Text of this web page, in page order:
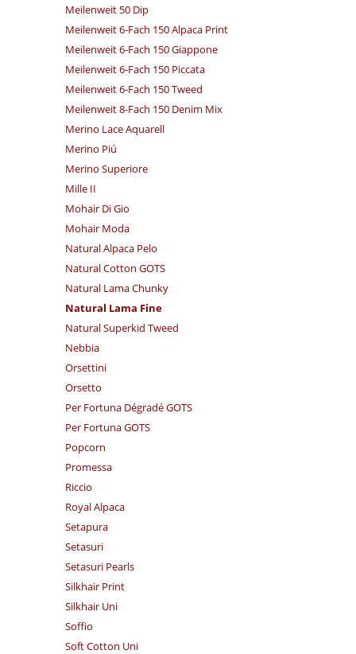
Meilenweit 50 Dip
Meilenweit 6-Fach 150 Alpaca Print
Meilenweit 6-Fach 150 Giappone
Meilenweit 6-Fach 150 Piccata
Meilenweit 6-Fach 150 Tweed
Meilenweit 8-Fach 150 Denim Mix
Merino Lace Aquarell
Merino Piú
Merino Superiore
Mille II
Mohair Di Gio
Mohair Moda
Natural Alpaca Pelo
Natural Cotton GOTS
Natural Lama Chunky
Natural Lama Fine
Natural Superkid Tweed
Nebbia
Orsettini
Orsetto
Per Fortuna Dégradé GOTS
Per Fortuna GOTS
Popcorn
Promessa
Riccio
Royal Alpaca
Setapura
Setasuri
Setasuri Pearls
Silkhair Print
Silkhair Uni
Soffio
Soft Cotton Uni